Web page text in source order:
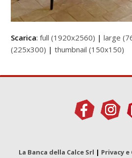
Scarica:full (1920x2560) |large
(225x300) |thumbnail (150x150)
La Banca della Calce Srl | Privacy